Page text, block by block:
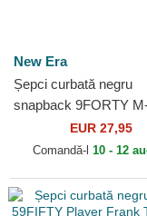
New Era
Șepci curbată negru
snapback 9FORTY
Side Script de
Sox MLB de New Era
EUR 27,95
Comandă-l 10 - 12